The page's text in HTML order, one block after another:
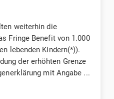
weiterhin die
Fringe Benefit von 1.000
lebenden Kindern(*)).
der erhöhten Grenze
mit Angabe ...